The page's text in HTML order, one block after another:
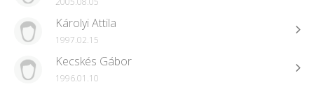
Károlyi Attila
1997.02.15
Kecskés Gábor
1996.01.10